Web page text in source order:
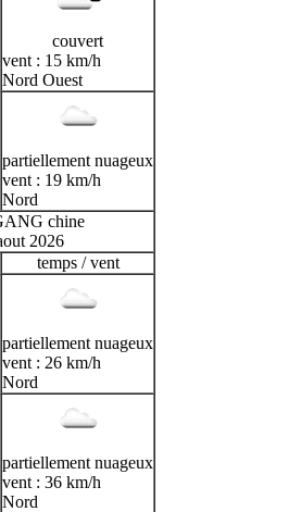
couvert
vent : 15 km/h
Nord Ouest
partiellement nuageux
vent : 19 km/h
Nord
chine
2026
temps / vent
partiellement nuageux
vent : 26 km/h
Nord
partiellement nuageux
vent : 36 km/h
Nord